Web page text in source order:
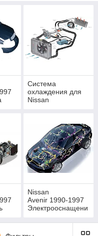
Система
охлаждения для
Nissan
Nissan
Avenir 1990-1997
Электрооснащени